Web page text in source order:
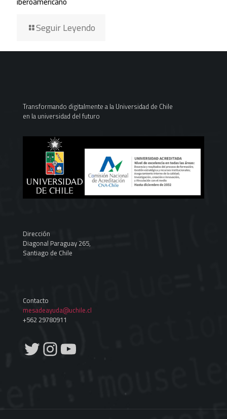
Seguir Leyendo
Transformando digitalmente a la Universidad de Chile
en la universidad del futuro
Dirección
Diagonal Paraguay 265,
Santiago de Chile
Contacto
mesadeayuda@uchile.cl
+562 29780911
Twitter
Instagram
YouTube